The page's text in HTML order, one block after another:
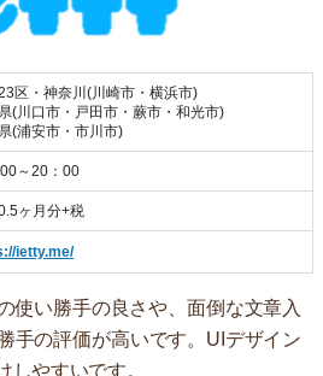
区・神奈川(川崎市・横浜市)
(川口市・戸田市・蕨市・和光市)
(浦安市・市川市)
～20：00
ヶ月分+税
ietty.me/
使い勝手の良さや、面倒な文章入
手の評価が高いです。UIデザイン
しやすいです。